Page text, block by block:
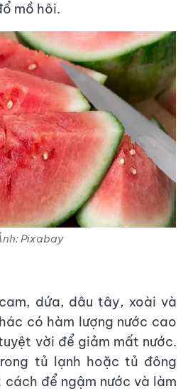
mồ hôi.
Pixabay
dứa, dâu tây, xoài và
có hàm lượng nước cao
vời để giảm mất nước.
tủ lạnh hoặc tủ đông
để ngậm nước và làm